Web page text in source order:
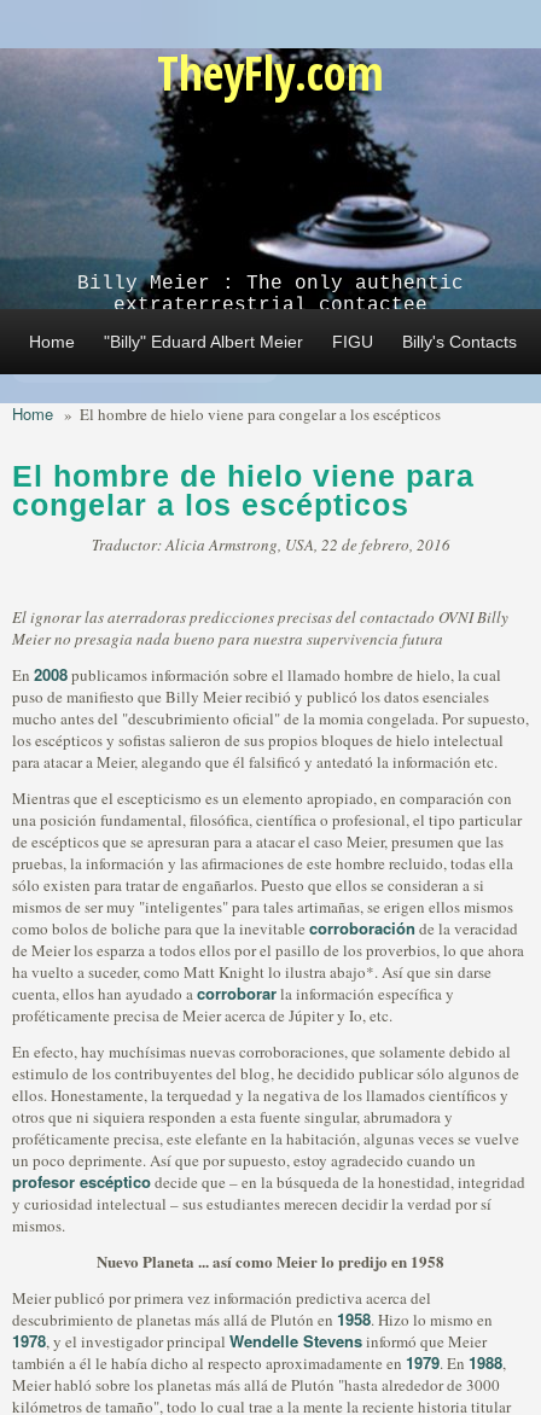
TheyFly.com
Billy Meier : The only authentic
extraterrestrial contactee
Home "Billy" Eduard Albert Meier FIGU Billy's Contacts
Home » El hombre de hielo viene para congelar a los escépticos
El hombre de hielo viene para
congelar a los escépticos
Traductor: Alicia Armstrong, USA, 22 de febrero, 2016
El ignorar las aterradoras predicciones precisas del contactado OVNI Billy
Meier no presagia nada bueno para nuestra supervivencia futura
En 2008publicamos información sobre el llamado hombre de hielo, la cual
puso de manifiesto que Billy Meier recibió y publicó los datos esenciales
mucho antes del "descubrimiento oficial" de la momia congelada. Por supuesto,
los escépticos y sofistas salieron de sus propios bloques de hielo intelectual
para atacar a Meier, alegando que él falsificó y antedató la información etc.
Mientras que el escepticismo es un elemento apropiado, en comparación con
una posición fundamental, filosófica, científica o profesional, el tipo particular
de escépticos que se apresuran para a atacar el caso Meier, presumen que las
pruebas, la información y las afirmaciones de este hombre recluido, todas ella
sólo existen para tratar de engañarlos. Puesto que ellos se consideran a si
mismos de ser muy "inteligentes" para tales artimañas, se erigen ellos mismos
como bolos de boliche para que la inevitable corroboración de la veracidad
de Meier los esparza a todos ellos por el pasillo de los proverbios, lo que ahora
ha vuelto a suceder, como Matt Knight lo ilustra abajo*. Así que sin darse
cuenta, ellos han ayudado acorroborarla información específica y
proféticamente precisa de Meier acerca de Júpiter y Io, etc.
En efecto, hay muchísimas nuevas corroboraciones, que solamente debido al
estimulo de los contribuyentes del blog, he decidido publicar sólo algunos de
ellos. Honestamente, la terquedad y la negativa de los llamados científicos y
otros que ni siquiera responden a esta fuente singular, abrumadora y
proféticamente precisa, este elefante en la habitación, algunas veces se vuelve
un poco deprimente. Así que por supuesto, estoy agradecido cuando un
profesor escépticodecide que – en la búsqueda de la honestidad, integridad
y curiosidad intelectual – sus estudiantes merecen decidir la verdad por sí
mismos.
Nuevo Planeta ... así como Meier lo predijo en 1958
Meier publicó por primera vez información predictiva acerca del
descubrimiento de planetas más allá de Plutón en 1958. Hizo lo mismo en
1978, y el investigador principal Wendelle Stevensinformó que Meier
también a él le había dicho al respecto aproximadamente en 1979. En 1988,
Meier habló sobre los planetas más allá de Plutón "hasta alrededor de 3000
kilómetros de tamaño", todo lo cual trae a la mente la reciente historia titular